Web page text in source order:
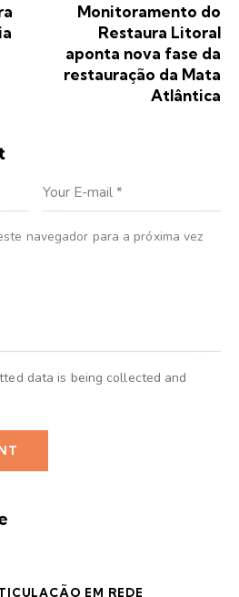
Monitoramento do
Restaura Litoral
aponta nova fase da
restauração da Mata
Atlântica
navegador para a próxima vez
data is being collected and
EM REDE